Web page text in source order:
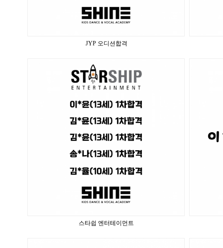
JYP 오디션합격
스타쉽 엔터테이먼트